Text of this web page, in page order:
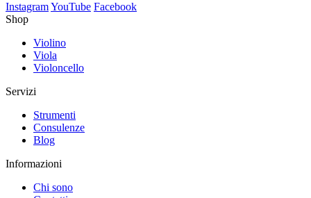
InstagramYouTube Facebook
Shop
Violino
Viola
Violoncello
Servizi
Strumenti
Consulenze
Blog
Informazioni
Chi sono